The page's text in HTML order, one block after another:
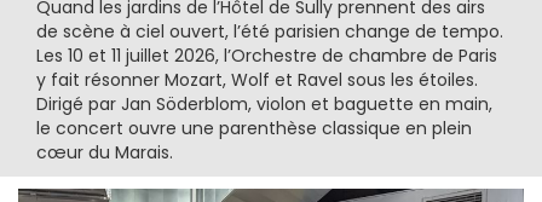
Quand les jardins de l’Hôtel de Sully prennent des airs
de scène à ciel ouvert, l’été parisien change de tempo.
Les 10 et 11 juillet 2026, l’Orchestre de chambre de Paris
y fait résonner Mozart, Wolf et Ravel sous les étoiles.
Dirigé par Jan Söderblom, violon et baguette en main,
le concert ouvre une parenthèse classique en plein
cœur du Marais.